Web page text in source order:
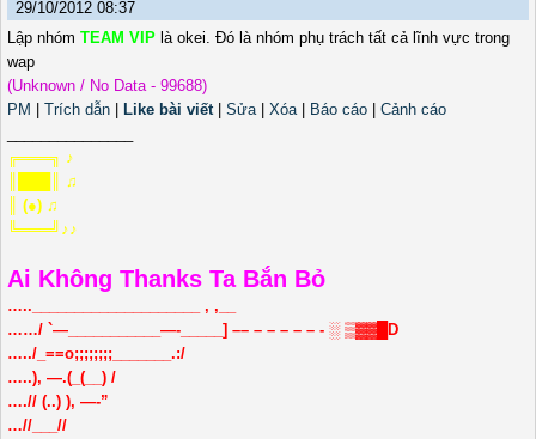
29/10/2012 08:37
Lập nhóm TEAM VIP là okei. Đó là nhóm phụ trách tất cả lĩnh vực trong
wap
(Unknown / No Data - 99688)
PM
Trích dẫn Like bài viết| Sửa| Xóa| Báo cáo
Cảnh cáo
╔═══╗ ♪
║███║ ♫
║ (●) ♫
╚═══╝♪♪
Ai Không Thanks Ta Bắn Bỏ
…..____________________ , ,__
……/ `—___________—-_____] –– – – – – – - ░ ▒▓▓█D
…../_==o;;;;;;;;_______.:/
…..), —.(_(__) /
….// (..) ), —-”
…//___//